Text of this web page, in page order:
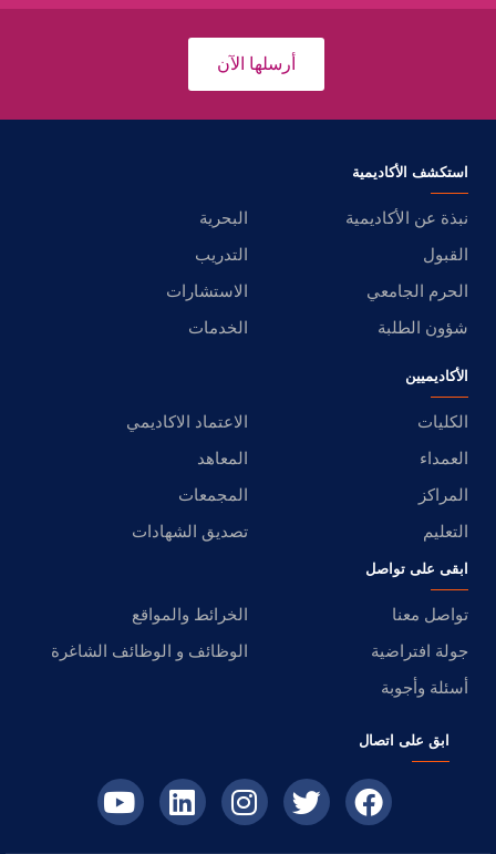
أرسلها الآن
استكشف الأكاديمية
نبذة عن الأكاديمية
البحرية
القبول
التدريب
الحرم الجامعي
الاستشارات
شؤون الطلبة
الخدمات
الأكاديميين
الكليات
الاعتماد الاكاديمي
العمداء
المعاهد
المراكز
المجمعات
التعليم
تصديق الشهادات
ابقى على تواصل
تواصل معنا
الخرائط والمواقع
جولة افتراضية
الوظائف و الوظائف الشاغرة
أسئلة وأجوبة
ابق على اتصال